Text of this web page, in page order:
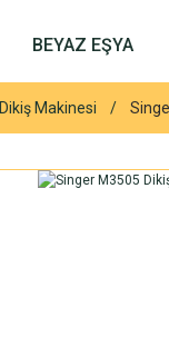
BEYAZ EŞYA
Dikiş Makinesi